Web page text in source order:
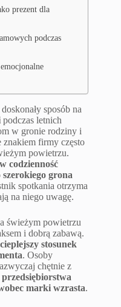
prezent dla
podczas
sposób na
podczas letnich
w gronie rodziny i
znakiem firmy często
powietrzu.
codzienność
grona
spotkania otrzyma
na niego uwagę.
świeżym powietrzu
i dobrą zabawą.
stosunek
. Osoby
chętnie z
marki wzrasta.